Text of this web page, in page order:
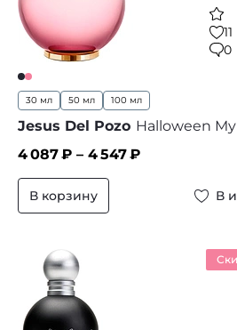
11
0
30 мл 50 мл 100 мл
Jesus Del Pozo Halloween
4 087₽ – 4 547₽
В корзину В